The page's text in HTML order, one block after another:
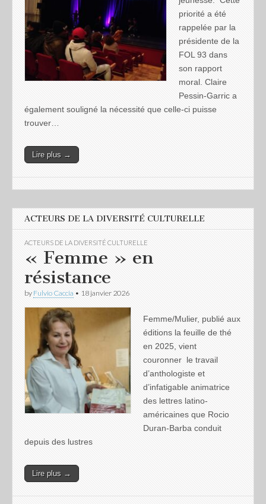
priorité a été
rappelée par la
présidente de la
FOL 93 dans
son rapport
moral. Claire
Pessin-Garric a
également souligné la nécessité que celle-ci puisse
trouver…
Lire plus →
ACTEURS DE LA DIVERSITÉ CULTURELLE
ACTEURS DE LA DIVERSITÉ CULTURELLE
« Femme » en
résistance
by Fulvio Caccia • 18 janvier 2026
Femme/Mulier, publié aux
éditions la feuille de thé
en 2025, vient
couronner le travail
d’anthologiste et
d’infatigable animatrice
des lettres latino-
américaines que Rocio
Duran-Barba conduit
depuis des lustres
Lire plus →